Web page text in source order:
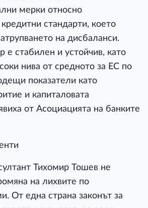
мерки относно
кредитни стандарти, което
на дисбаланси.
е стабилен и устойчив, като
нива от средното за ЕС по
показатели като
и капиталовата
от Асоциацията на банките
Тихомир Тошев не
на лихвите по
От една страна законът за